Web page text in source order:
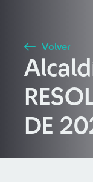
Buscar
Volver
DE